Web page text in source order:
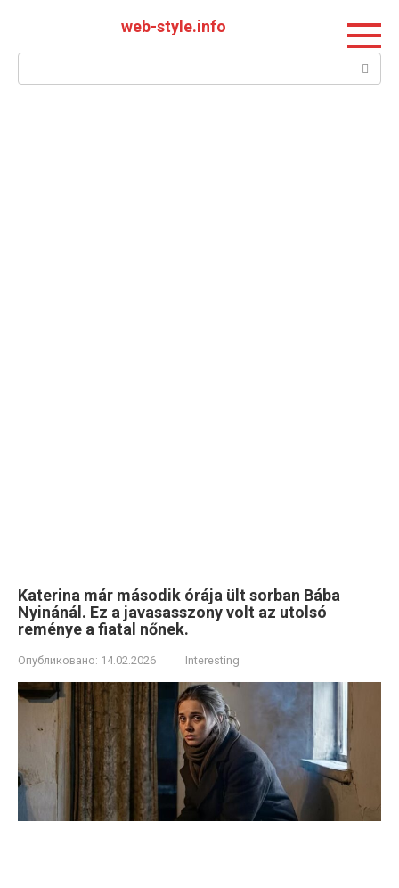
web-style.info
Поиск:
Katerina már második órája ült sorban Bába
Nyinánál. Ez a javasasszony volt az utolsó
reménye a fiatal nőnek.
Опубликовано: 14.02.2026 Interesting